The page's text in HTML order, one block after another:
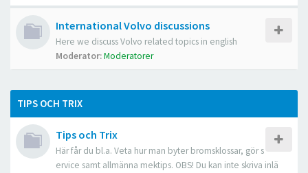
International Volvo discussions
Here we discuss Volvo related topics in english
Moderator:Moderatorer
TIPS OCH TRIX
Tips och Trix
Här får du bl.a. Veta hur man byter bromsklossar, gör s
ervice samt allmänna mektips. OBS! Du kan inte skriva inlä